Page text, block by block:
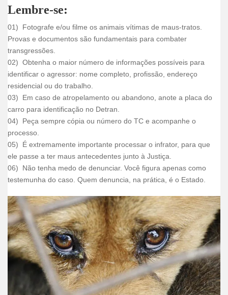
Lembre-se:
01) Fotografe e/ou filme os animais vítimas de maus-tratos.
Provas e documentos são fundamentais para combater
transgressões.
02) Obtenha o maior número de informações possíveis para
identificar o agressor: nome completo, profissão, endereço
residencial ou do trabalho.
03) Em caso de atropelamento ou abandono, anote a placa do
carro para identificação no Detran.
04) Peça sempre cópia ou número do TC e acompanhe o
processo.
05) É extremamente importante processar o infrator, para que
ele passe a ter maus antecedentes junto à Justiça.
06) Não tenha medo de denunciar. Você figura apenas como
testemunha do caso. Quem denuncia, na prática, é o Estado.